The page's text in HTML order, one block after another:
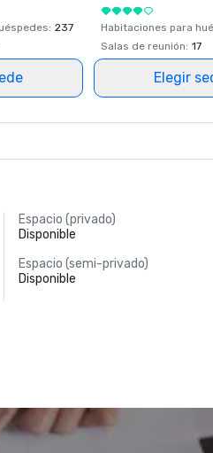
: 237
Habitaciones para
Salas de reunión: 17
Elegir
Espacio (privado)
Disponible
Espacio (semi-privado)
Disponible